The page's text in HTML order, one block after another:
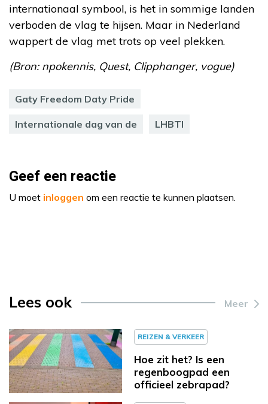
internationaal symbool, is het in sommige landen
verboden de vlag te hijsen. Maar in Nederland
wappert de vlag met trots op veel plekken.
(Bron: npokennis, Quest, Clipphanger, vogue)
Gaty Freedom Daty Pride
Internationale dag van de LHBTI
Geef een reactie
U moet inloggen om een reactie te kunnen plaatsen.
Lees ook Meer
REIZEN & VERKEER
Hoe zit het? Is een
regenboogpad een
officieel zebrapad?